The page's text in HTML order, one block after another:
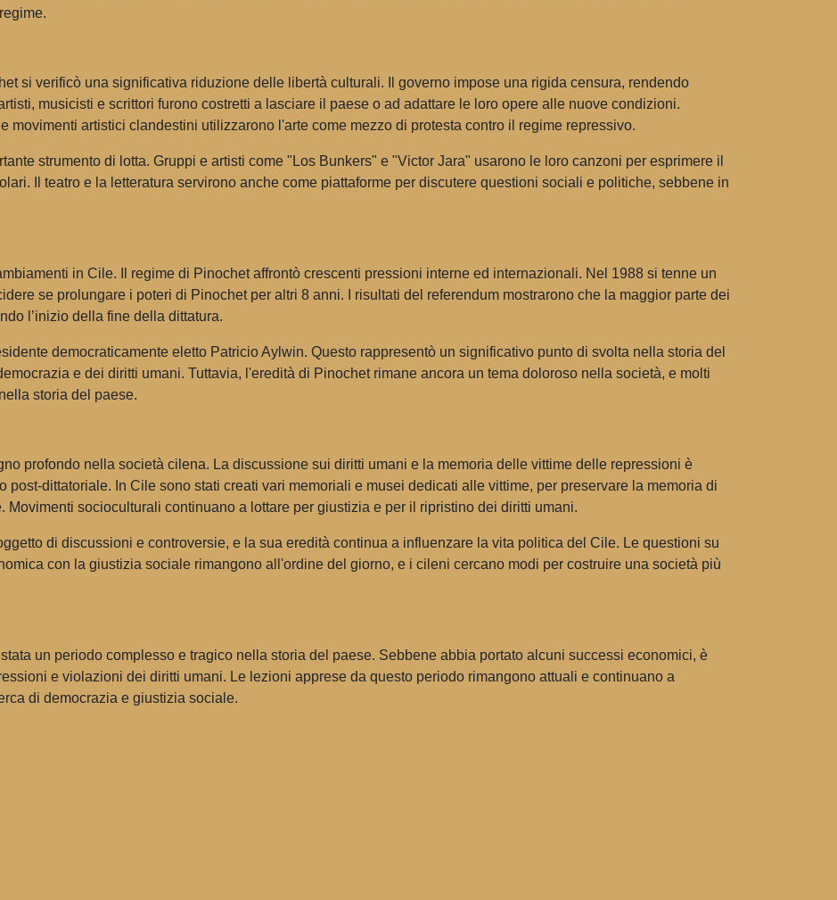
si verificò una significativa riduzione delle libertà culturali. Il governo impose una rigida censura, rendendo
musicisti e scrittori furono costretti a lasciare il paese o ad adattare le loro opere alle nuove condizioni.
movimenti artistici clandestini utilizzarono l'arte come mezzo di protesta contro il regime repressivo.
strumento di lotta. Gruppi e artisti come "Los Bunkers" e "Victor Jara" usarono le loro canzoni per esprimere il
Il teatro e la letteratura servirono anche come piattaforme per discutere questioni sociali e politiche, sebbene in
in Cile. Il regime di Pinochet affrontò crescenti pressioni interne ed internazionali. Nel 1988 si tenne un
se prolungare i poteri di Pinochet per altri 8 anni. I risultati del referendum mostrarono che la maggior parte dei
l’inizio della fine della dittatura.
democraticamente eletto Patricio Aylwin. Questo rappresentò un significativo punto di svolta nella storia del
e dei diritti umani. Tuttavia, l'eredità di Pinochet rimane ancora un tema doloroso nella società, e molti
storia del paese.
profondo nella società cilena. La discussione sui diritti umani e la memoria delle vittime delle repressioni è
post-dittatoriale. In Cile sono stati creati vari memoriali e musei dedicati alle vittime, per preservare la memoria di
Movimenti socioculturali continuano a lottare per giustizia e per il ripristino dei diritti umani.
di discussioni e controversie, e la sua eredità continua a influenzare la vita politica del Cile. Le questioni su
con la giustizia sociale rimangono all'ordine del giorno, e i cileni cercano modi per costruire una società più
un periodo complesso e tragico nella storia del paese. Sebbene abbia portato alcuni successi economici, è
e violazioni dei diritti umani. Le lezioni apprese da questo periodo rimangono attuali e continuano a
di democrazia e giustizia sociale.